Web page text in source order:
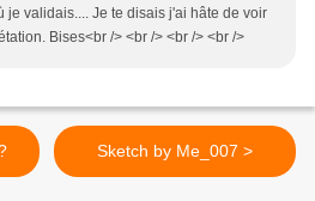
je validais.... Je te disais j'ai hâte de voir
Bises<br /> <br /> <br /> <br />
Sketch by Me_007 >